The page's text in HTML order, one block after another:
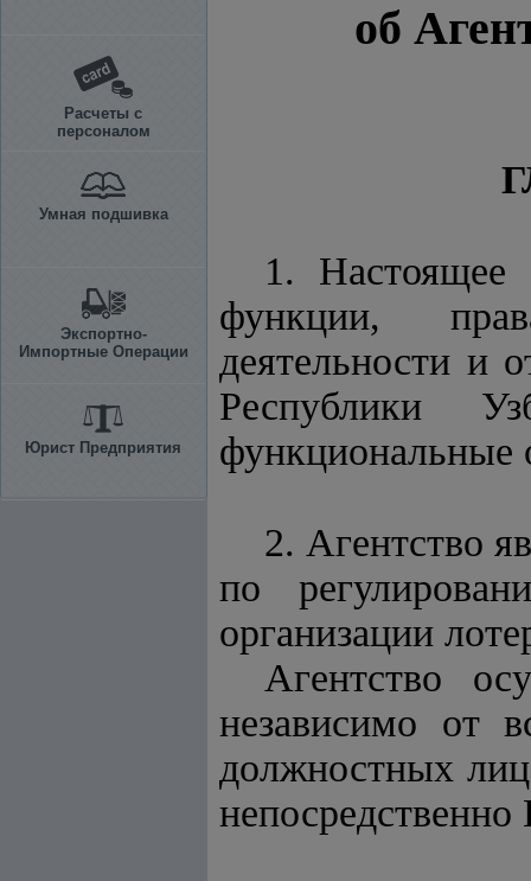
Расчеты с
персоналом
Умная подшивка
Экспортно-
Импортные Операции
Юрист Предприятия
об
1. Настоящее
функции,
деятельности и
Республики
функциональные
2. Агентство
по
организации
Агентство
независимо от
должностных лиц